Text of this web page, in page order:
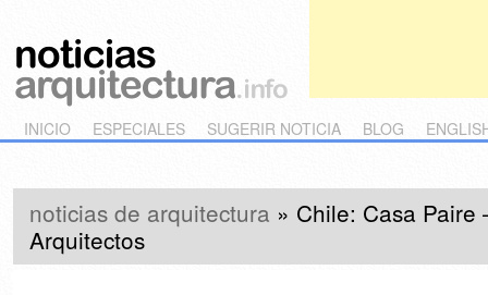
Main menu
Skip to primary content
Skip to secondary content
INICIO ESPECIALES SUGERIR NOTICIA BLOG
noticias de arquitectura » Chile: Casa Paire
Arquitectos